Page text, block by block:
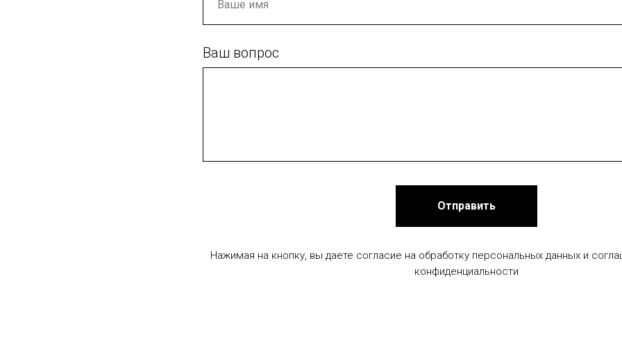
Ваш вопрос
Отправить
Нажимая на кнопку, вы даете согласие на обработку персональных данных и
конфиденциальности